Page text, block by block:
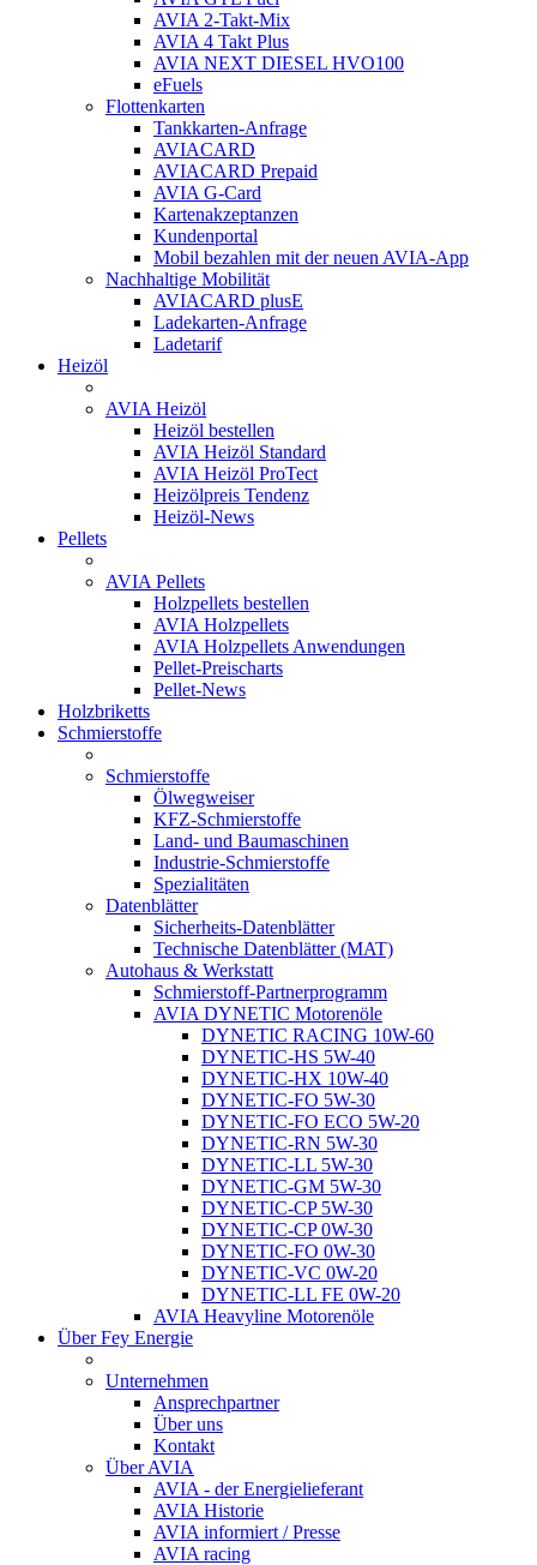
AVIA 2-Takt-Mix
AVIA 4 Takt Plus
AVIA NEXT DIESEL HVO100
eFuels
Flottenkarten
Tankkarten-Anfrage
AVIACARD
AVIACARD Prepaid
AVIA G-Card
Kartenakzeptanzen
Kundenportal
Mobil bezahlen mit der neuen AVIA-App
Nachhaltige Mobilität
AVIACARD plusE
Ladekarten-Anfrage
Ladetarif
Heizöl
AVIA Heizöl
Heizöl bestellen
AVIA Heizöl Standard
AVIA Heizöl ProTect
Heizölpreis Tendenz
Heizöl-News
Pellets
AVIA Pellets
Holzpellets bestellen
AVIA Holzpellets
AVIA Holzpellets Anwendungen
Pellet-Preischarts
Pellet-News
Holzbriketts
Schmierstoffe
Schmierstoffe
Ölwegweiser
KFZ-Schmierstoffe
Land- und Baumaschinen
Industrie-Schmierstoffe
Spezialitäten
Datenblätter
Sicherheits-Datenblätter
Technische Datenblätter (MAT)
Autohaus & Werkstatt
Schmierstoff-Partnerprogramm
AVIA DYNETIC Motorenöle
DYNETIC RACING 10W-60
DYNETIC-HS 5W-40
DYNETIC-HX 10W-40
DYNETIC-FO 5W-30
DYNETIC-FO ECO 5W-20
DYNETIC-RN 5W-30
DYNETIC-LL 5W-30
DYNETIC-GM 5W-30
DYNETIC-CP 5W-30
DYNETIC-CP 0W-30
DYNETIC-FO 0W-30
DYNETIC-VC 0W-20
DYNETIC-LL FE 0W-20
AVIA Heavyline Motorenöle
Über Fey Energie
Unternehmen
Ansprechpartner
Über uns
Kontakt
Über AVIA
AVIA - der Energielieferant
AVIA Historie
AVIA informiert / Presse
AVIA racing